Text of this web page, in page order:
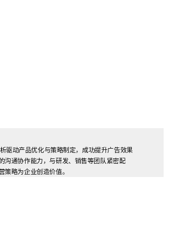
驱动产品优化与策略制定，成功提升广告效果
沟通协作能力，与研发、销售等团队紧密配
略为企业创造价值。